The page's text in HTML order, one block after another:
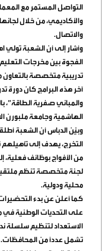
التواصل المستمر مع
والأكاديمي، من خلال
والاتصال.
وأشار إلى أن الشعبة تولي
الفجوة بين مخرجات
تدريبية متخصصة بالتعاون
آخر هذه البرامج كان دورة
والمباني صفرية الطاقة”،
الهاشمية وجامعة ملبورن
وبيّن الدباس أن الشعبة
التخرج، يهدف إلى
من الأفواج بوظائف فعلية،
لجنة متخصصة تنظم
محلية ودولية.
كما أعلن عن بدء
على التحديات الوطنية في
الاستعداد لتنظيم سلسلة
تشمل عددًا من المحافظات.